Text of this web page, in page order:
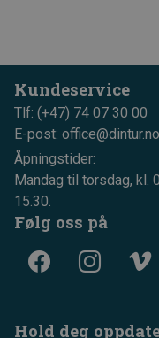
Kundeservice
Tlf: (+47) 74 07 30 00
E-post: office@dintur.no
Åpningstider:
Mandag til torsdag, kl.
15.30.
Følg oss på
Hold deg